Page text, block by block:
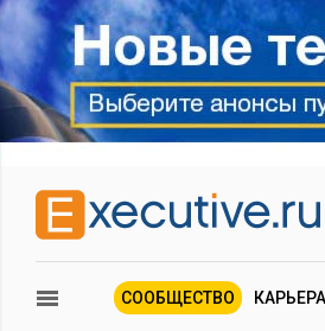
СООБЩЕСТВО КАРЬЕРА